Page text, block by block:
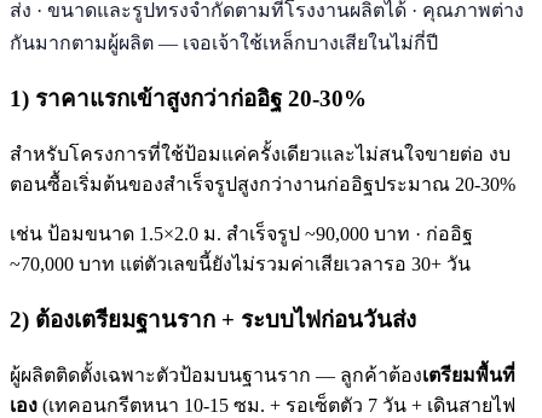
ส่ง · ขนาดและรูปทรงจำกัดตามที่โรงงานผลิตได้ · คุณภาพต่าง
กันมากตามผู้ผลิต — เจอเจ้าใช้เหล็กบางเสียในไม่กี่ปี
1) ราคาแรกเข้าสูงกว่าก่ออิฐ 20-30%
สำหรับโครงการที่ใช้ป้อมแค่ครั้งเดียวและไม่สนใจขายต่อ งบ
ตอนซื้อเริ่มต้นของสำเร็จรูปสูงกว่างานก่ออิฐประมาณ 20-30%
เช่น ป้อมขนาด 1.5×2.0 ม. สำเร็จรูป ~90,000 บาท · ก่ออิฐ
~70,000 บาท แต่ตัวเลขนี้ยังไม่รวมค่าเสียเวลารอ 30+ วัน
2) ต้องเตรียมฐานราก + ระบบไฟก่อนวันส่ง
ผู้ผลิตติดตั้งเฉพาะตัวป้อมบนฐานราก — ลูกค้าต้องเตรียมพื้นที่
เอง (เทคอนกรีตหนา 10-15 ซม. + รอเซ็ตตัว 7 วัน + เดินสายไฟ